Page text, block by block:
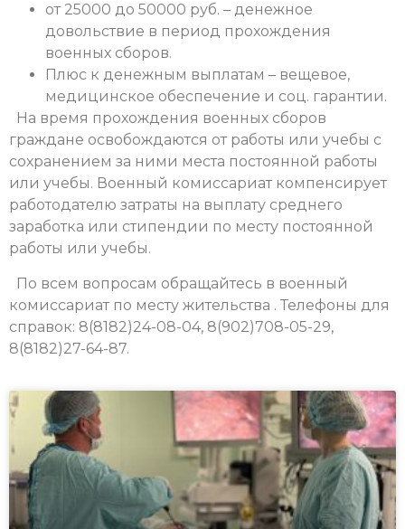
от 25000 до 50000 руб. – денежное
довольствие в период прохождения
военных сборов.
Плюс к денежным выплатам – вещевое,
медицинское обеспечение и соц. гарантии.
На время прохождения военных сборов
граждане освобождаются от работы или учебы с
сохранением за ними места постоянной работы
или учебы. Военный комиссариат компенсирует
работодателю затраты на выплату среднего
заработка или стипендии по месту постоянной
работы или учебы.
По всем вопросам обращайтесь в военный
комиссариат по месту жительства . Телефоны для
справок: 8(8182)24-08-04, 8(902)708-05-29,
8(8182)27-64-87.